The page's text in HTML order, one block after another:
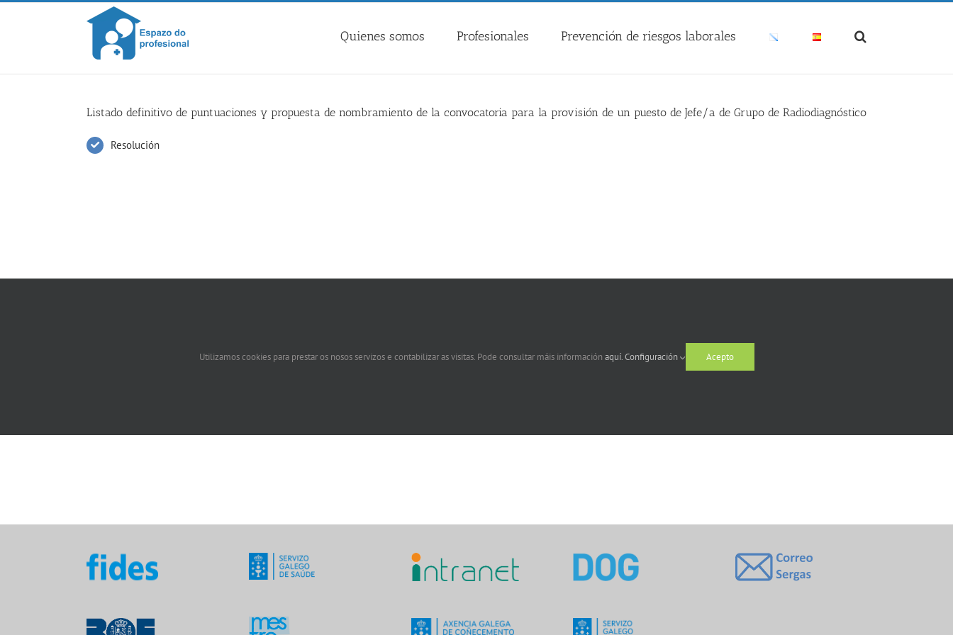
Skip
Quienes somos Profesionales Prevención de riesgos laborales
Listado definitivo de puntuaciones y propuesta de nombramiento de la convocatoria para la provisión de un puesto de Jefe/a de Grupo de Radiodiagnóstico
Resolución
Utilizamos cookies para prestar os nosos servizos e contabilizar as visitas. Pode consultar máis información aquí.Configuración Acepto